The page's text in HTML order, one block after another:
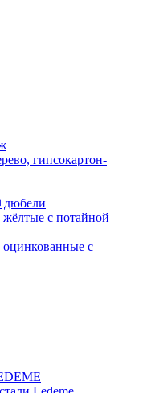
гипсокартон-
с потайной
с